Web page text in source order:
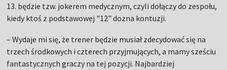
13. będzie tzw. jokerem medycznym, czyli dołączy do zespołu,
kiedy ktoś z podstawowej "12" dozna kontuzji.
– Wydaje mi się, że trener będzie musiał zdecydować się na
trzech środkowych i czterech przyjmujących, a mamy sześciu
fantastycznych graczy na tej pozycji. Najbardziej